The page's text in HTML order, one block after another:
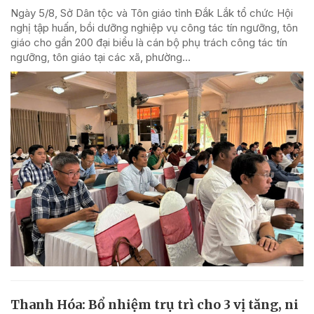
Ngày 5/8, Sở Dân tộc và Tôn giáo tỉnh Đắk Lắk tổ chức Hội
nghị tập huấn, bồi dưỡng nghiệp vụ công tác tín ngưỡng, tôn
giáo cho gần 200 đại biểu là cán bộ phụ trách công tác tín
ngưỡng, tôn giáo tại các xã, phường...
Thanh Hóa: Bổ nhiệm trụ trì cho 3 vị tăng, ni